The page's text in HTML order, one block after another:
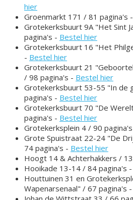
hier
Groenmarkt 171 / 81 pagina's -
Grotekerksbuurt 9A "Het Sint
pagina's - Bestel hier
Grotekerksbuurt 16 "Het
- Bestel hier
Grotekerksbuurt 21
/ 98 pagina's - Bestel hier
Grotekerksbuurt 53-55 "In de
pagina's - Bestel hier
Grotekerksbuurt 70 "De
pagina's - Bestel hier
Grotekerksplein 4 / 90
Grote Spuistraat 22-24 "De
74 pagina's - Bestel hier
Hoogt 14 & Achterhakkers /
Hooikade 13-14 / 84 pagina's -
Houttuinen 31 en
Wapenarsenaal" / 67 pagina's -